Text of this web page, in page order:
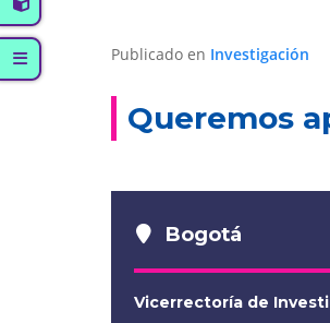
Publicado en Investigación
Queremos
Bogotá
Vicerrectoría de